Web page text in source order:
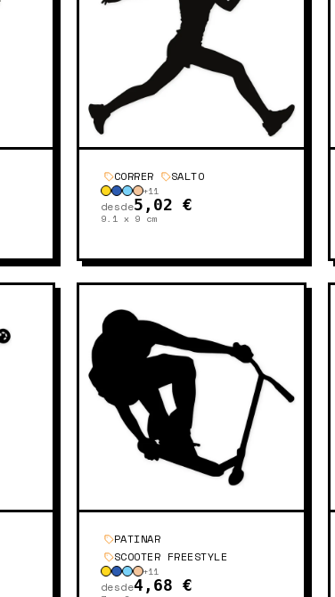
CORRER SALTO
+11
desde5,02 €
9.1 x 9 cm
PATINAR
SCOOTER FREESTYLE
+11
desde4,68 €